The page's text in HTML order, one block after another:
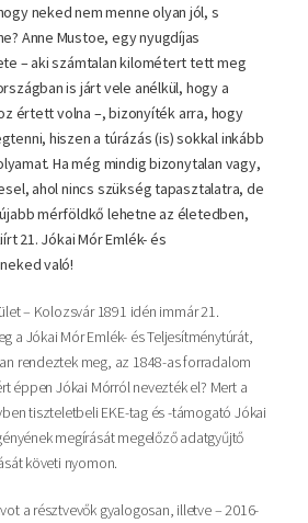
neked nem menne olyan jól, s
Anne Mustoe, egy nyugdíjas
– aki számtalan kilométert tett meg
is járt vele anélkül, hogy a
értett volna –, bizonyíték arra, hogy
hiszen a túrázás (is) sokkal inkább
Ha még mindig bizonytalan vagy,
ahol nincs szükség tapasztalatra, de
mérföldkő lehetne az életedben,
21. Jókai Mór Emlék- és
való!
– Kolozsvár 1891 idén immár 21.
a Jókai Mór Emlék- és Teljesítménytúrát,
rendeztek meg, az 1848-as forradalom
éppen Jókai Mórról nevezték el? Mert a
tiszteletbeli EKE-tag és -támogató Jókai
megírását megelőző adatgyűjtő
követi nyomon.
a résztvevők gyalogosan, illetve – 2016-